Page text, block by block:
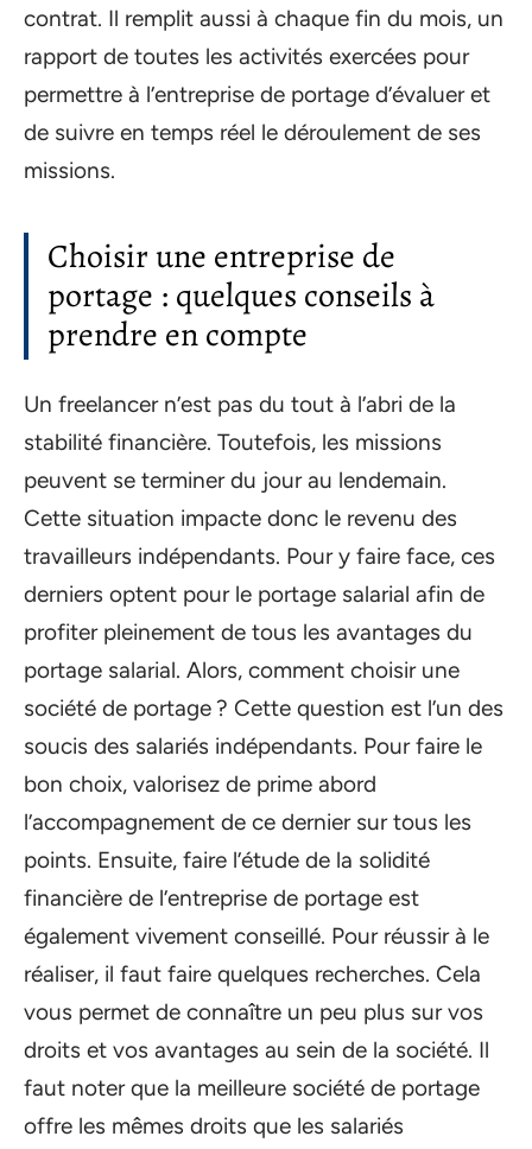
contrat. Il remplit aussi à chaque fin du mois, un
rapport de toutes les activités exercées pour
permettre à l’entreprise de portage d’évaluer et
de suivre en temps réel le déroulement de ses
missions.
Choisir une entreprise de
portage : quelques conseils à
prendre en compte
Un freelancer n’est pas du tout à l’abri de la
stabilité financière. Toutefois, les missions
peuvent se terminer du jour au lendemain.
Cette situation impacte donc le revenu des
travailleurs indépendants. Pour y faire face, ces
derniers optent pour le portage salarial afin de
profiter pleinement de tous les avantages du
portage salarial. Alors, comment choisir une
société de portage ? Cette question est l’un des
soucis des salariés indépendants. Pour faire le
bon choix, valorisez de prime abord
l’accompagnement de ce dernier sur tous les
points. Ensuite, faire l’étude de la solidité
financière de l’entreprise de portage est
également vivement conseillé. Pour réussir à le
réaliser, il faut faire quelques recherches. Cela
vous permet de connaître un peu plus sur vos
droits et vos avantages au sein de la société. Il
faut noter que la meilleure société de portage
offre les mêmes droits que les salariés